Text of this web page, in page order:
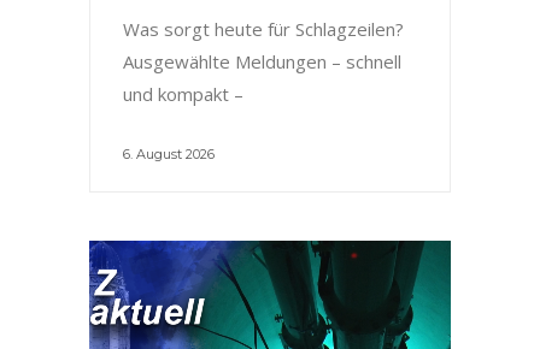
Was sorgt heute für Schlagzeilen?
Ausgewählte Meldungen – schnell
und kompakt –
6. August 2026